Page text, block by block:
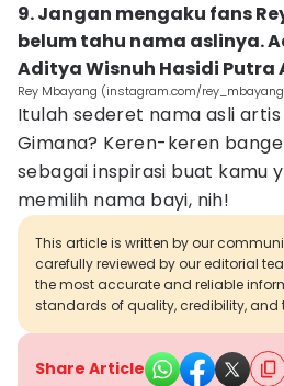
9. Jangan mengaku fans
belum tahu nama aslinya.
Aditya Wisnuh Hasidi
Rey Mbayang (instagram.com/
Itulah sederet nama asli
Gimana? Keren-keren
sebagai inspirasi buat kamu
memilih nama bayi, nih!
This article is written by our
carefully reviewed by our editorial
the most accurate and reliable
standards of quality, credibility, and
Share Article